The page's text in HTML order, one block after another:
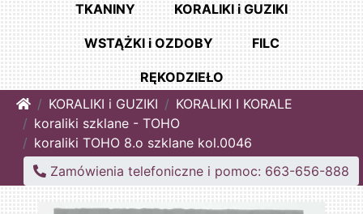
TKANINY KORALIKI i GUZIKI
WSTĄŻKI i OZDOBY FILC
RĘKODZIEŁO
HomeKORALIKI i GUZIKI
KORALIKI I KORALE
koraliki szklane - TOHO
koraliki TOHO 8.o szklane kol.0046
Zamówienia telefoniczne i pomoc: 663-656-888